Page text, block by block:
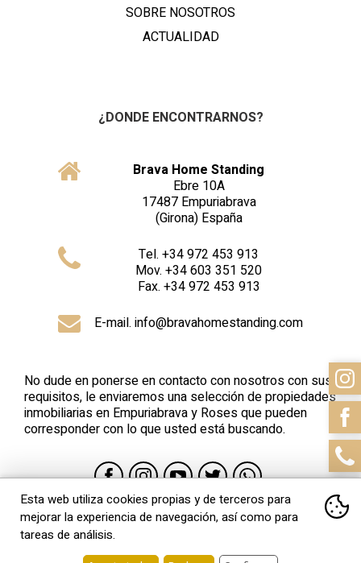
No dude en ponerse en contacto con nosotros con sus
requisitos, le enviaremos una selección de propiedades
inmobiliarias en Empuriabrava y Roses que pueden
corresponder con lo que usted está buscando.
SOBRE NOSOTROS
ACTUALIDAD
¿DONDE ENCONTRARNOS?
Brava Home Standing
Ebre 10A
17487 Empuriabrava
(Girona) España
Tel. +34 972 453 913
Mov. +34 603 351 520
Fax. +34 972 453 913
E-mail. info@bravahomestanding.com
Esta web utiliza cookies propias y de terceros para
mejorar la experiencia de navegación, así como para
tareas de análisis.